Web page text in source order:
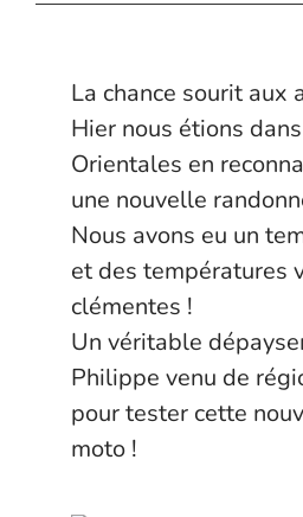
La chance sourit aux
Hier nous étions
Orientales en
une nouvelle
Nous avons eu un
et des températures
clémentes !
Un véritable
Philippe venu de
pour tester cette
moto !